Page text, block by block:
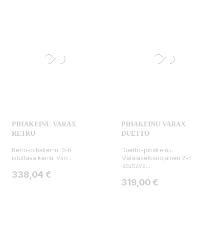
PIHAKEINU VARAX
RETRO
Retro-pihakeinu. 3-h
istuttava keinu. Väri:...
Hinta
338,04 €
PIHAKEINU VARAX
DUETTO
Duetto-pihakeinu.
Matalaselkänojainen 2-h
istuttava...
Hinta
319,00 €